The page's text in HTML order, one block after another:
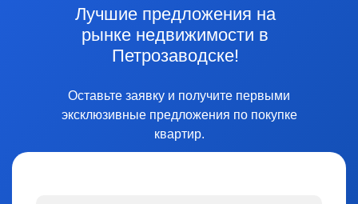
Лучшие предложения на
рынке недвижимости в
Петрозаводске!
Оставьте заявку и получите первыми
эксклюзивные предложения по покупке
квартир.